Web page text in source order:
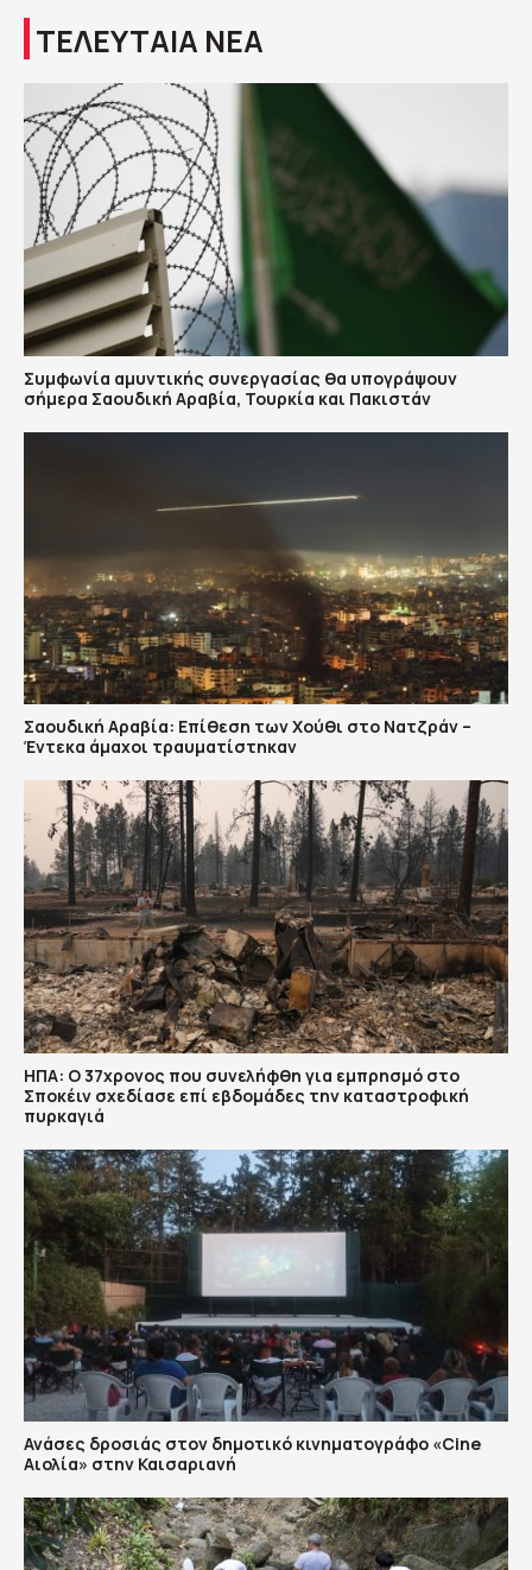
ΤΕΛΕΥΤΑΙΑ ΝΕΑ
Συμφωνία αμυντικής συνεργασίας θα υπογράψουν
σήμερα Σαουδική Αραβία, Τουρκία και Πακιστάν
Σαουδική Αραβία: Επίθεση των Χούθι στο Νατζράν –
Έντεκα άμαχοι τραυματίστηκαν
ΗΠΑ: Ο 37χρονος που συνελήφθη για εμπρησμό στο
Σποκέιν σχεδίασε επί εβδομάδες την καταστροφική
πυρκαγιά
Ανάσες δροσιάς στον δημοτικό κινηματογράφο «Cine
Αιολία» στην Καισαριανή